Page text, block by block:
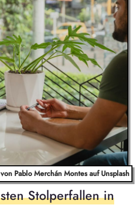
Pablo Merchán Montes auf Unsplash
Stolperfallen in